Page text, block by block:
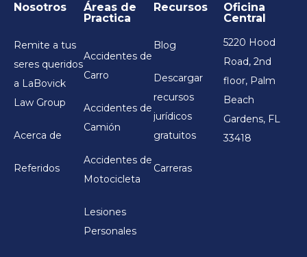
Nosotros
Remite a tus
seres queridos
a LaBovick
Law Group
Acerca de
Referidos
Áreas de
Practica
Accidentes de
Carro
Accidentes de
Camión
Accidentes de
Motocicleta
Lesiones
Personales
Recursos
Blog
Descargar
recursos
jurídicos
gratuitos
Carreras
Oficina
Central
5220 Hood
Road, 2nd
floor, Palm
Beach
Gardens, FL
33418